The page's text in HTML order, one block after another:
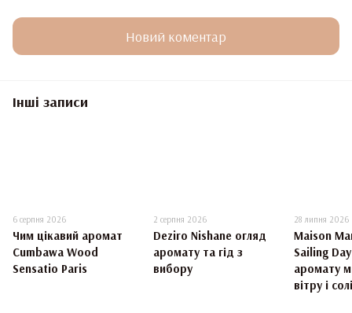
Новий коментар
Інші записи
6 серпня 2026
Чим цікавий аромат
Cumbawa Wood
Sensatio Paris
2 серпня 2026
Deziro Nishane огляд
аромату та гід з
вибору
28 липня 2026
Maison
Sailing
аромату
вітру і